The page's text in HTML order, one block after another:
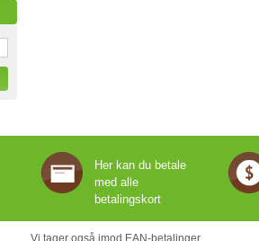
Her kan du betale
med alle
betalingskort
Vi tager også imod EAN-betalinger.